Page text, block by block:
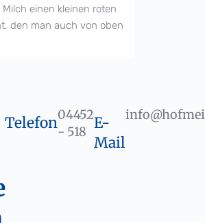
einen kleinen roten
den man auch von oben
Telefon04452
- 518 E-
Mail